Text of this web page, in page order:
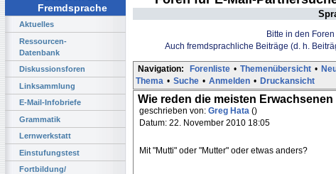
Fremdsprache
Aktuelles
Ressourcen-
Datenbank
Diskussionsforen
Linksammlung
E-Mail-Infobriefe
Grammatik
Lernwerkstatt
Einstufungstest
Fortbildung/
Bitte in den
Auch fremdsprachliche Beiträge (d. h.
Navigation: Forenliste • Themenübersicht •
Thema • Suche • Anmelden • Druckansicht
Wie reden die meisten
geschrieben von: Greg Hata ()
Datum: 22. November 2010 18:05
Mit "Mutti" oder "Mutter" oder etwas anders?